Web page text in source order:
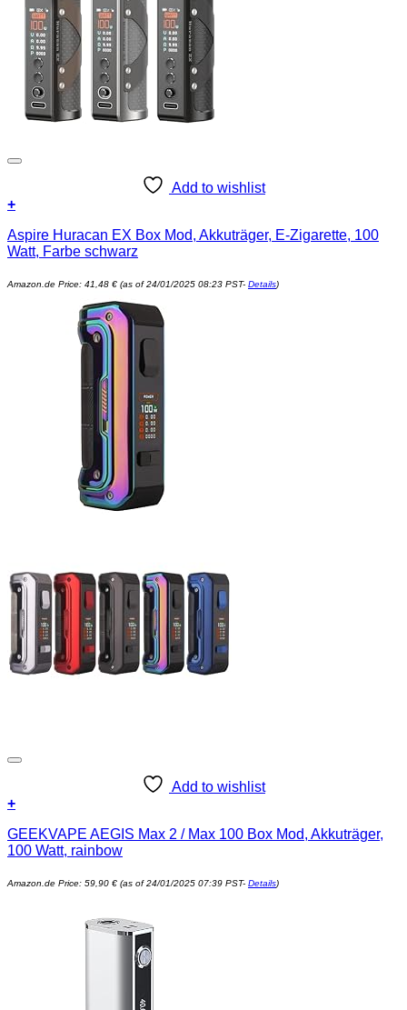
Add to wishlist
+
Aspire Huracan EX Box Mod, Akkuträger, E-Zigarette, 100
Watt, Farbe schwarz
Amazon.de Price: 41,48 € (as of 24/01/2025 08:23 PST- Details)
Add to wishlist
+
GEEKVAPE AEGIS Max 2 / Max 100 Box Mod, Akkuträger,
100 Watt, rainbow
Amazon.de Price: 59,90 € (as of 24/01/2025 07:39 PST- Details)